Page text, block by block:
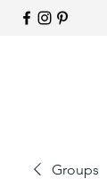
Groups